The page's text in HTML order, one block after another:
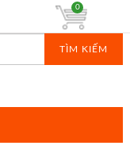
TÌM KIẾM
0